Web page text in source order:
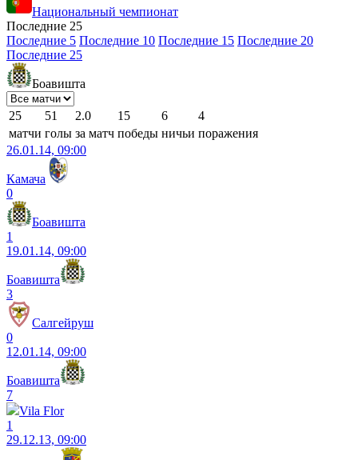
Национальный чемпионат
Последние 25
Последние 5 Последние 10 Последние 15 Последние 20
Последние 25
Боавишта
25 51 2.0 15 6
4
матчи голы за матч победы ничьи поражения
26.01.14, 09:00
Камача
0
Боавишта
1
19.01.14, 09:00
Боавишта
3
Салгейруш
0
12.01.14, 09:00
Боавишта
7
Vila Flor
1
29.12.13, 09:00